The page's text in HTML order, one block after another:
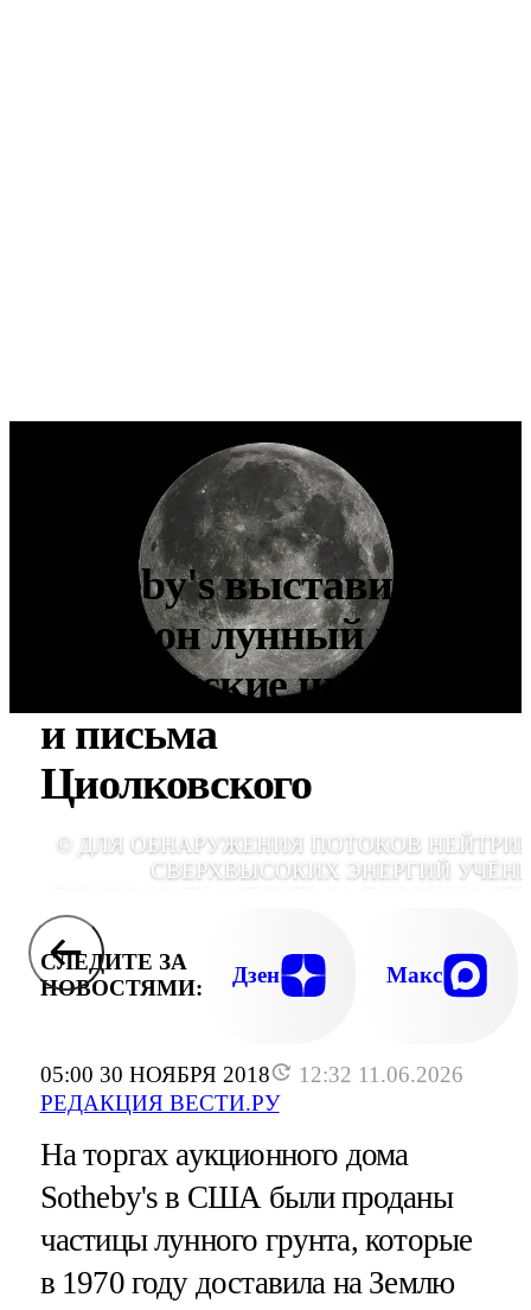
05:00 30 НОЯБРЯ 2018
12:32 11.06.2026
РЕДАКЦИЯ ВЕСТИ.РУ
Sotheby's выставил на
аукцион лунный грунт,
космические шахматы
и письма
Циолковского
© ДЛЯ ОБНАРУЖЕНИЯ ПОТОКОВ
СВЕРХВЫСОКИХ ЭНЕРГИЙ
СЛЕДИТЕ ЗА
НОВОСТЯМИ:
Дзен Макс
На торгах аукционного дома
Sotheby's в США были проданы
частицы лунного грунта, которые
в 1970 году доставила на Землю